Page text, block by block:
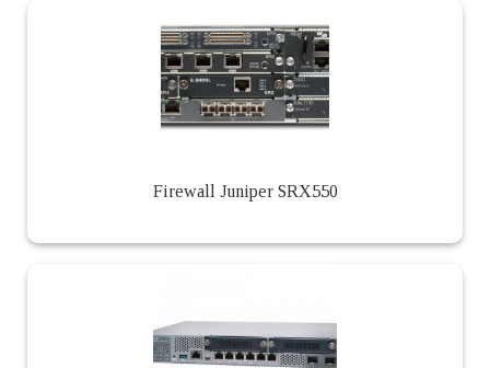
Firewall Juniper SRX550